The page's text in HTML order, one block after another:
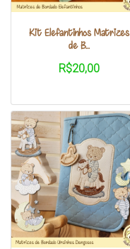
Kit Elefantinhos Matrizes
de B...
R$20,00